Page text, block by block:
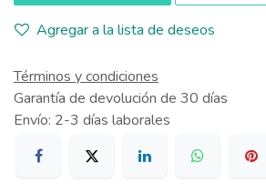
Agregar a la lista de deseos
Términos y condiciones
Garantía de devolución de 30 días
Envío: 2-3 días laborales